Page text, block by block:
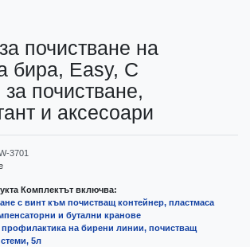
почистване на
бира, Easy, С
почистване,
и аксесоари
3701
Комплектът включва:
с винт към почистващ контейнер, пластмаса
и бутални кранове
профилактика на бирени линии, почистващ
5л